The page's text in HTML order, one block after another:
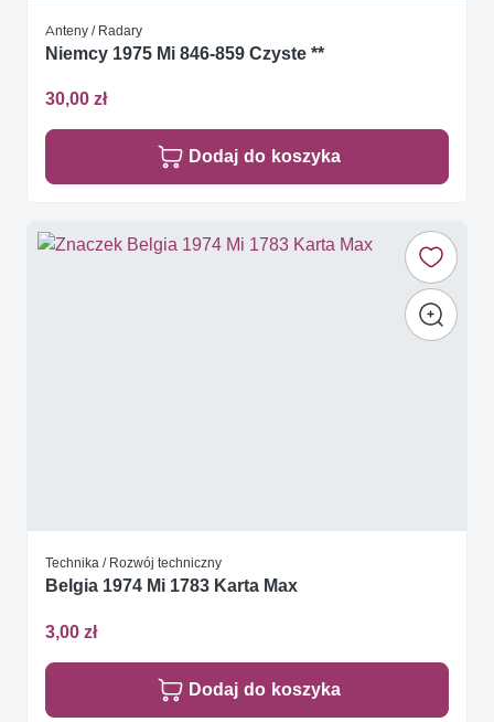
Anteny / Radary
Niemcy 1975 Mi 846-859 Czyste **
30,00 zł
Dodaj do koszyka
Technika / Rozwój techniczny
Belgia 1974 Mi 1783 Karta Max
3,00 zł
Dodaj do koszyka